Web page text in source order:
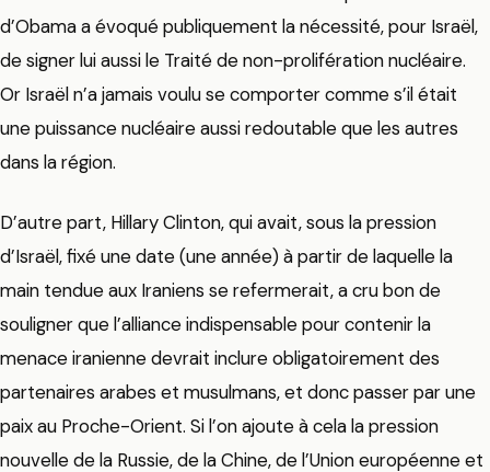
d’Obama a évoqué publiquement la nécessité, pour Israël,
de signer lui aussi le Traité de non-prolifération nucléaire.
Or Israël n’a jamais voulu se comporter comme s’il était
une puissance nucléaire aussi redoutable que les autres
dans la région.
D’autre part, Hillary Clinton, qui avait, sous la pression
d’Israël, fixé une date (une année) à partir de laquelle la
main tendue aux Iraniens se refermerait, a cru bon de
souligner que l’alliance indispensable pour contenir la
menace iranienne devrait inclure obligatoirement des
partenaires arabes et musulmans, et donc passer par une
paix au Proche-Orient. Si l’on ajoute à cela la pression
nouvelle de la Russie, de la Chine, de l’Union européenne et